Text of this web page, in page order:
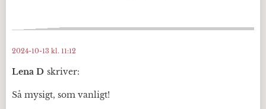
Lena D skriver:
2024-10-13 kl. 11:12
Så mysigt, som vanligt!